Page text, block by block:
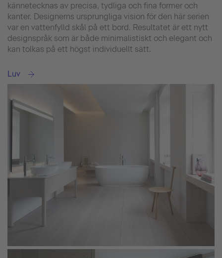
kännetecknas av precisa, tydliga och fina former och
kanter. Designerns ursprungliga vision för den här serien
var en vattenfylld skål på ett bord. Resultatet är ett nytt
designspråk som är både minimalistiskt och elegant och
kan tolkas på ett högst individuellt sätt.
Luv